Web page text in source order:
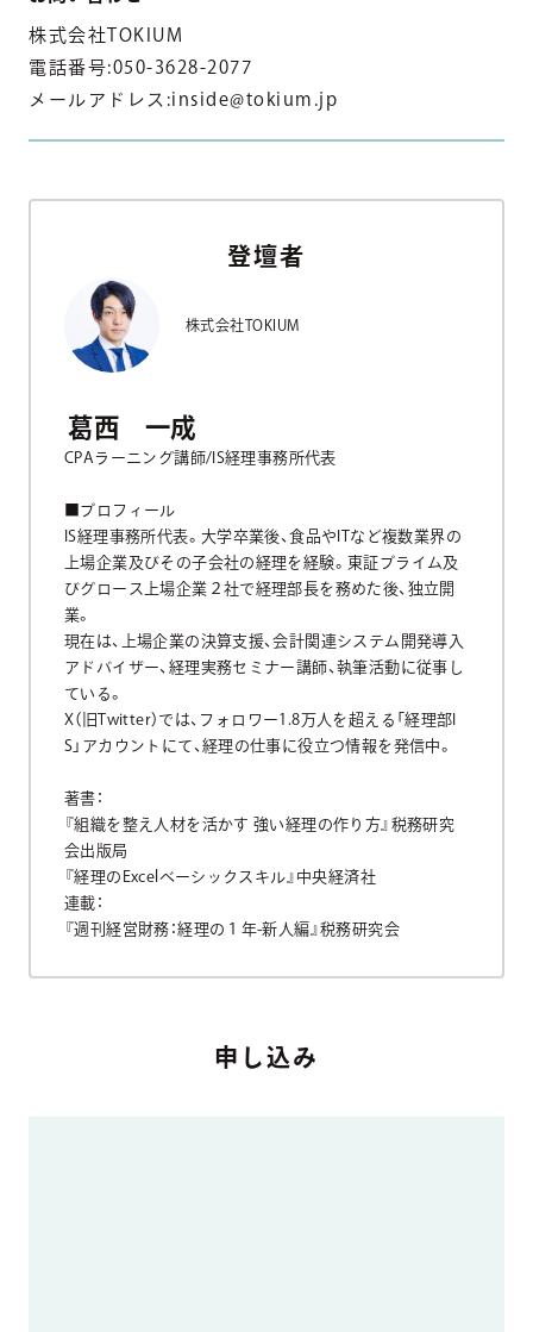
株式会社TOKIUM
電話番号:050-3628-2077
メールアドレス:inside@tokium.jp
登壇者
株式会社TOKIUM
葛西 一成
CPAラーニング講師/IS経理事務所代表
■プロフィール
IS経理事務所代表。大学卒業後、食品やITなど複数業界の
上場企業及びその子会社の経理を経験。東証プライム及
びグロース上場企業２社で経理部長を務めた後、独立開
業。
現在は、上場企業の決算支援、会計関連システム開発導入
アドバイザー、経理実務セミナー講師、執筆活動に従事し
ている。
X（旧Twitter）では、フォロワー1.8万人を超える「経理部I
S」アカウントにて、経理の仕事に役立つ情報を発信中。
著書：
『組織を整え人材を活かす 強い経理の作り方』税務研究
会出版局
『経理のExcelベーシックスキル』中央経済社
連載：
『週刊経営財務：経理の１年-新人編』税務研究会
申し込み